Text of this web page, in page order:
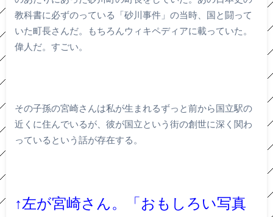
教科書に必ずのっている「砂川事件」の当時、国と闘って
いた町長さんだ。もちろんウィキペディアに載っていた。
偉人だ。すごい。
その子孫の宮崎さんは私が生まれるずっと前から国立駅の
近くに住んでいるが、彼が国立という街の創世に深く関わ
っているという話が存在する。
↑左が宮崎さん。「おもしろい写真